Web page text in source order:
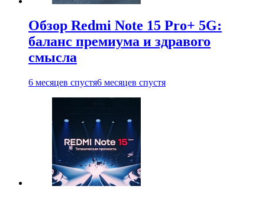
Обзор Redmi Note 15 Pro+ 5G:
баланс премиума и здравого
смысла
6 месяцев спустя6 месяцев спустя